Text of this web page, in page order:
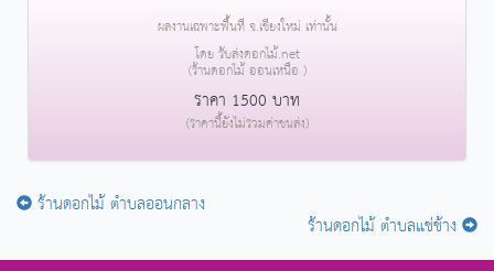
ผลงานเฉพาะพื้นที่ จ.เชียงใหม่ เท่านั้น
โดย รับส่งดอกไม้.net
(ร้านดอกไม้ ออนเหนือ )
ราคา 1500 บาท
(ราคานี้ยังไม่รวมค่าขนส่ง)
ร้านดอกไม้ ตำบลออนกลาง
ร้านดอกไม้ ตำบลแช่ช้าง